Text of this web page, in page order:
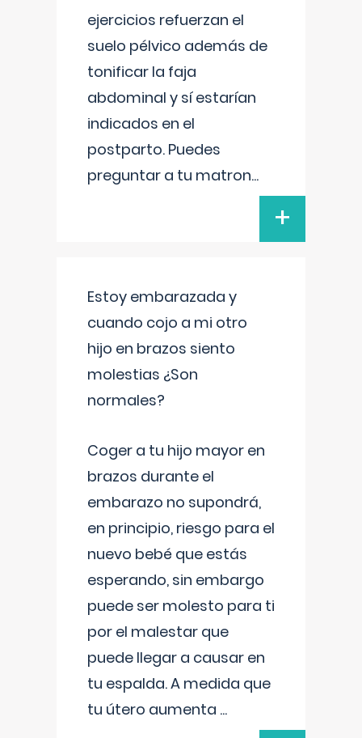
ejercicios refuerzan el
suelo pélvico además de
tonificar la faja
abdominal y sí estarían
indicados en el
postparto. Puedes
preguntar a tu matron...
+
Estoy embarazada y
cuando cojo a mi otro
hijo en brazos siento
molestias ¿Son
normales?
Coger a tu hijo mayor en
brazos durante el
embarazo no supondrá,
en principio, riesgo para el
nuevo bebé que estás
esperando, sin embargo
puede ser molesto para ti
por el malestar que
puede llegar a causar en
tu espalda. A medida que
tu útero aumenta ...